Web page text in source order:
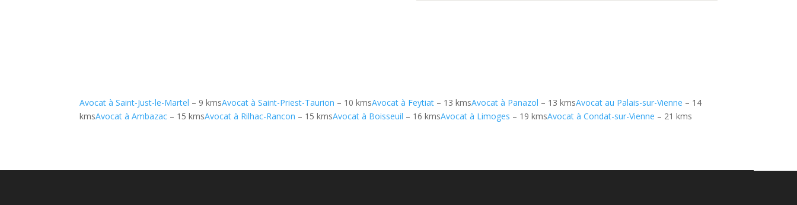
Avocat à Saint-Just-le-Martel – 9 kmsAvocat à Saint-Priest-Taurion – 10 kmsAvocat à Feytiat – 13 kmsAvocat à Panazol – 13 kmsAvocat au Palais-sur-Vienne – 14
kmsAvocat à Ambazac – 15 kmsAvocat à Rilhac-Rancon – 15 kmsAvocat à Boisseuil – 16 kmsAvocat à Limoges – 19 kmsAvocat à Condat-sur-Vienne – 21 kms